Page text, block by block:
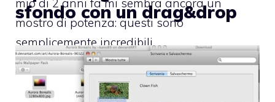
mio di 2 anni fa mi sembra ancora un
mostro di potenza: questi sono
semplicemente incredibili.
Dopo il salto, una galleria di foto.
sfondo con un drag&drop